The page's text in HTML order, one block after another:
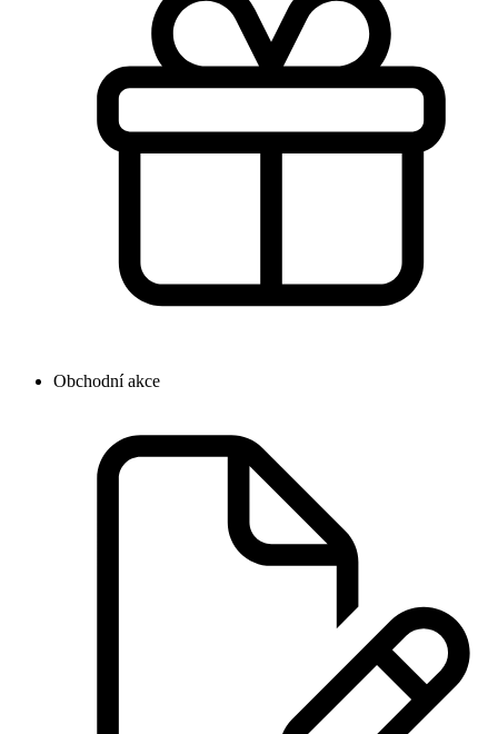
Obchodní akce